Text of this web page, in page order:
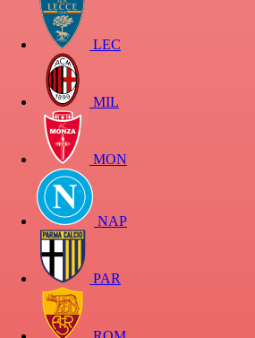
LEC
MIL
MON
NAP
PAR